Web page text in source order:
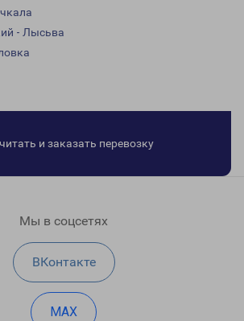
- Лысьва
и заказать перевозку
Мы в соцсетях
ВКонтакте
MAX